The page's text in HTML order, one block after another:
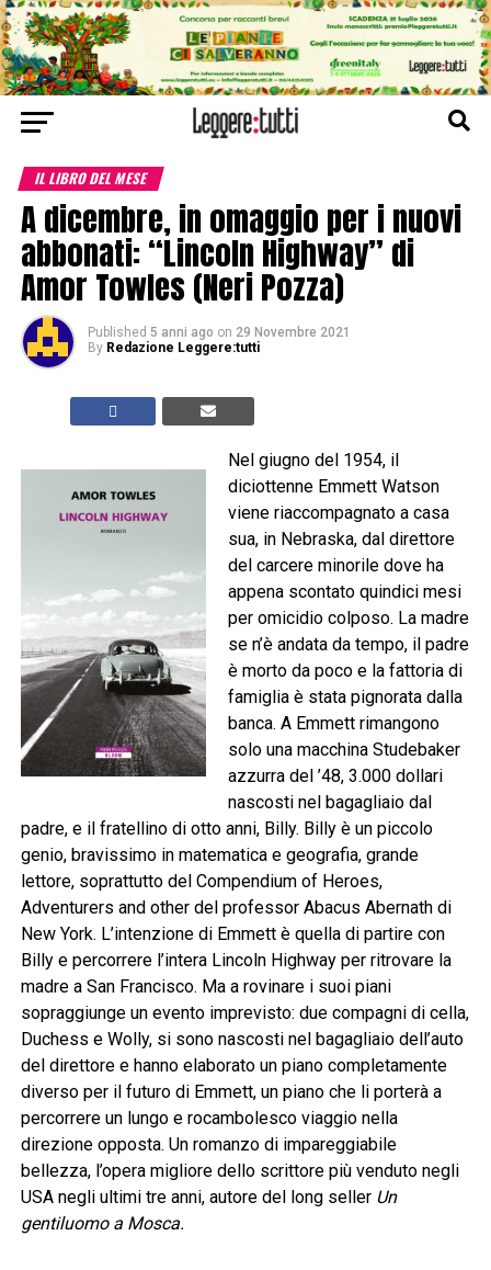
IL LIBRO DEL MESE
A dicembre, in omaggio per i nuovi
abbonati: “Lincoln Highway” di
Amor Towles (Neri Pozza)
Published 5 anni ago on 29 Novembre 2021
By Redazione Leggere:tutti
Nel giugno del 1954, il
diciottenne Emmett Watson
viene riaccompagnato a casa
sua, in Nebraska, dal direttore
del carcere minorile dove ha
appena scontato quindici mesi
per omicidio colposo. La madre
se n’è andata da tempo, il padre
è morto da poco e la fattoria di
famiglia è stata pignorata dalla
banca. A Emmett rimangono
solo una macchina Studebaker
azzurra del ’48, 3.000 dollari
nascosti nel bagagliaio dal
padre, e il fratellino di otto anni, Billy. Billy è un piccolo
genio, bravissimo in matematica e geografia, grande
lettore, soprattutto del Compendium of Heroes,
Adventurers and other del professor Abacus Abernath di
New York. L’intenzione di Emmett è quella di partire con
Billy e percorrere l’intera Lincoln Highway per ritrovare la
madre a San Francisco. Ma a rovinare i suoi piani
sopraggiunge un evento imprevisto: due compagni di cella,
Duchess e Wolly, si sono nascosti nel bagagliaio dell’auto
del direttore e hanno elaborato un piano completamente
diverso per il futuro di Emmett, un piano che li porterà a
percorrere un lungo e rocambolesco viaggio nella
direzione opposta. Un romanzo di impareggiabile
bellezza, l’opera migliore dello scrittore più venduto negli
USA negli ultimi tre anni, autore del long seller Un
gentiluomo a Mosca.